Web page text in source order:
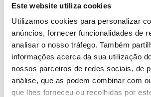
Este website utiliza cookies
Utilizamos cookies para personalizar
anúncios, fornecer funcionalidades de
analisar o nosso tráfego. Também
informações acerca da sua utilização
nossos parceiros de redes sociais, de
análise, que as podem combinar com
que lhes forneceu ou recolhidas por
ID: 47507264 Date: 23/07/2026 14:35 ID: 47507162